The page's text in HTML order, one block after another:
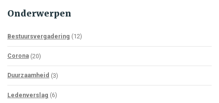
Onderwerpen
Bestuursvergadering (12)
Corona (20)
Duurzaamheid (3)
Ledenverslag (6)